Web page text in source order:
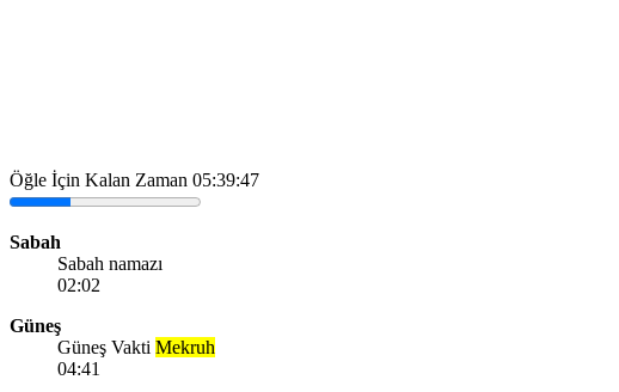
Öğle İçin Kalan Zaman 05:39:47
Sabah
Sabah namazı
02:02
Güneş
Güneş Vakti Mekruh
04:41